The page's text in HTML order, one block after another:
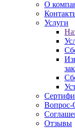
О
Услуги
Вопрос-
Отзывы